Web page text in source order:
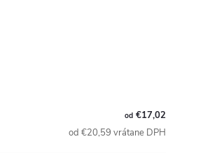
od €17,02
od €20,59 vrátane DPH